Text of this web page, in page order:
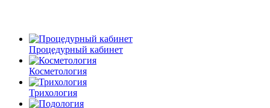
Процедурный кабинет
Косметология
Трихология